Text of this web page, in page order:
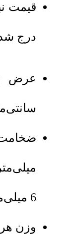
درج
6 میلی‌متر